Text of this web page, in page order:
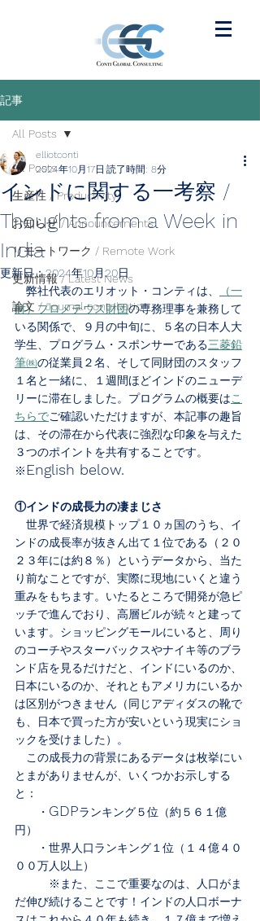
記事
All Posts
生産性 / Productivity
お知らせ / Announcements
リモートワーク / Remote Work
更新情報 / Latest News
論文 / Journal contribution
All Posts
インドに関する一考察 /
Thoughts from a Week in
India
elliotconti
2024年10月17日 読了時間: 8分
更新日：2024年10月20日
弊社代表のエリオット・コンティは、
（一
財）プロメテウス財団の専務理事を兼務して
いる関係で、９月の中旬に、５名の日本人大
学生、プログラム・スポンサーである三菱鉛
筆㈱の従業員２名、そして同財団のスタッフ
１名と一緒に、１週間ほどインドのニューデ
リーに滞在しました。プログラムの概要はこ
ちらでご確認いただけますが、本記事の趣旨
は、その滞在から代表に強烈な印象を与えた
３つのポイントを共有することです。
※English below.
①インドの成長力の凄まじさ
世界で経済規模トップ１０ヵ国のうち、イ
ンドの成長率が抜きん出て１位である（２０
２３年には約８％）というデータから、当た
り前なことですが、実際に現地にいくと違う
重みをもちます。いたるところで開発が急ピ
ッチで進んでおり、高層ビルが続々と建って
います。ショッピングモールにいると、周り
のコーチやスターバックスやナイキ等のブラ
ンド店を見るだけだと、インドにいるのか、
日本にいるのか、それともアメリカにいるか
は区別がつきません（同じアディダスの靴で
も、日本で買った方が安いという現実にショ
ックを受けました）。
この成長力の背景にあるデータは枚挙にい
とまがありませんが、いくつかお示しする
と：
・ GDPランキング５位（約５６１億
円）
・世界人口ランキング１位（１４億４０
００万人以上）
※また、ここで重要なのは、人口がま
だ伸び続けることです！インドの人口ボーナ